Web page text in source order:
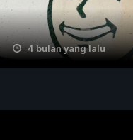
4 bulan yang lalu